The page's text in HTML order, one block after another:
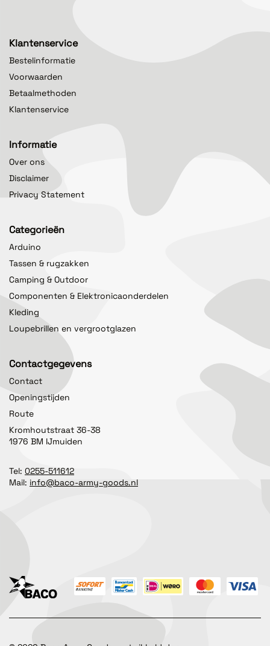
Klantenservice
Bestelinformatie
Voorwaarden
Betaalmethoden
Klantenservice
Informatie
Over ons
Disclaimer
Privacy Statement
Categorieën
Arduino
Tassen & rugzakken
Camping & Outdoor
Componenten & Elektronicaonderdelen
Kleding
Loupebrillen en vergrootglazen
Contactgegevens
Contact
Openingstijden
Route
Kromhoutstraat 36-38
1976 BM IJmuiden
Tel: 0255-511612
Mail: info@baco-army-goods.nl